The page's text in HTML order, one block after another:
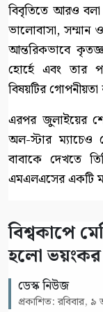
বিবৃতিতে আরও বলা
ভালোবাসা, সম্মান
আন্তরিকভাবে
হোর্হে এবং তার
বিষয়টির
এরপর জুলাইয়ের
অল-স্টার ম্যাচেও
বাবাকে দেখতে
এমএলএসের একটি
বিশ্বকাপে
হলো ভয়ংকর
ডেস্ক নিউজ
প্রকাশিত: রবিবার,